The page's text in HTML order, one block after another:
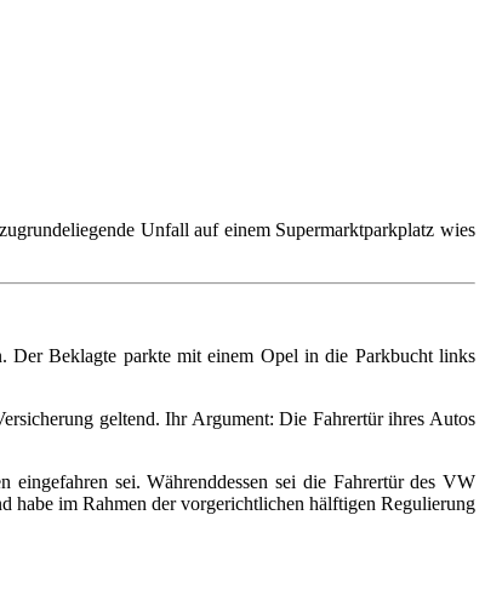
Unfall auf einem Supermarktparkplatz wies
Der Beklagte parkte mit einem Opel in die Parkbucht links
geltend. Ihr Argument: Die Fahrertür ihres Autos
sei. Währenddessen sei die Fahrertür des VW
habe im Rahmen der vorgerichtlichen hälftigen Regulierung